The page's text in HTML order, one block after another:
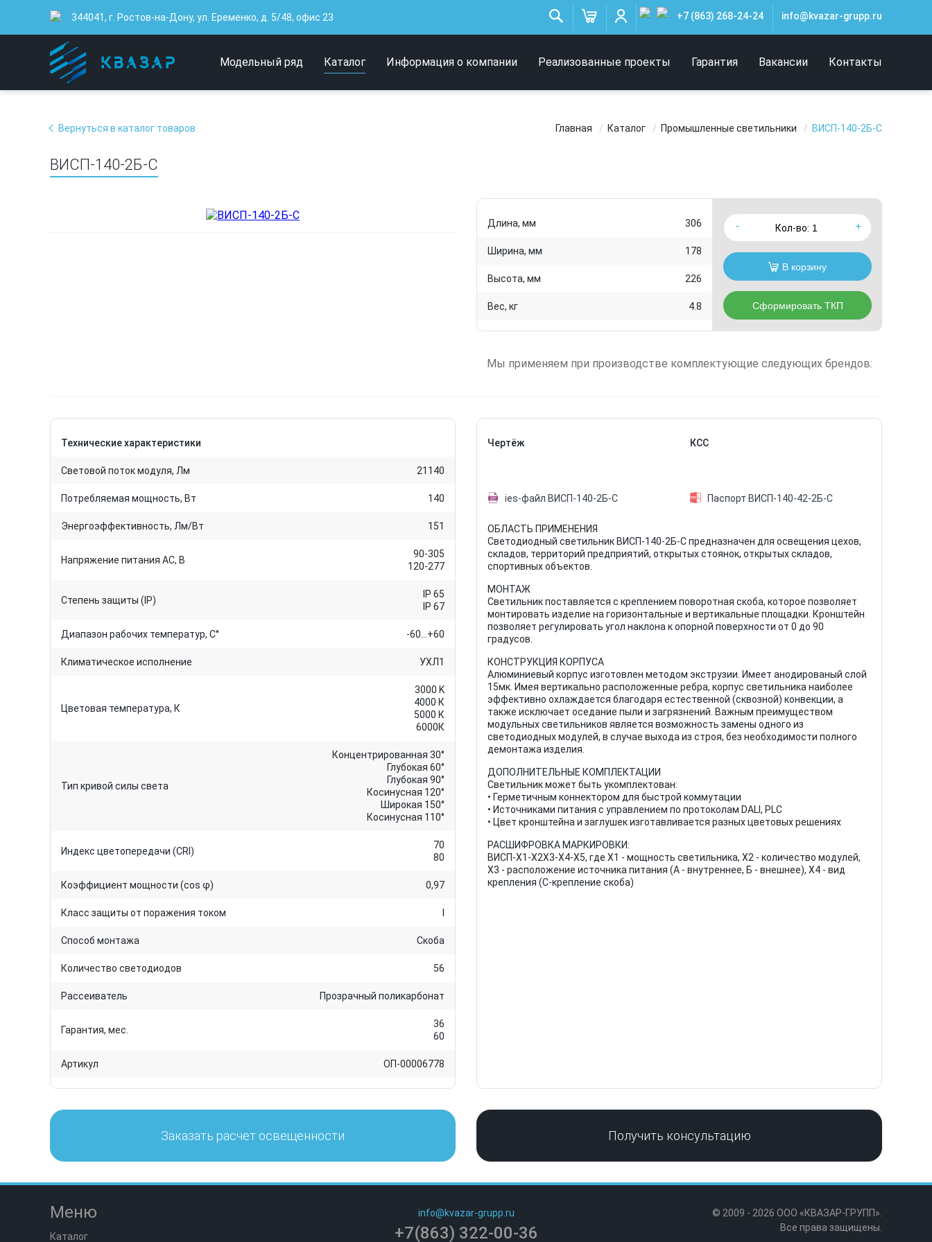
344041, г. Ростов-на-Дону, ул. Еременко, д. 5/48, офис 23 +7 (863) 268-24-24 info@kvazar-grupp.ru
Модельный ряд Каталог
Архитектурное освещение
Информация о компании Реализованные проекты Гарантия Вакансии Контакты
Вернуться в каталог товаров Главная Каталог Промышленные светильники ВИСП-140-2Б-С
ВИСП-140-2Б-С
Длина, мм 306
Ширина, мм 178
Высота, мм 226
Вес, кг 4.8
Кол-во:
В корзину
Сформировать ТКП
Мы применяем при производстве комплектующие следующих брендов:
Технические характеристики
Световой поток модуля, Лм 21140
Потребляемая мощность, Вт 140
Энергоэффективность, Лм/Вт 151
Напряжение питания AC, В
90-305
120-277
Степень защиты (IP)
IP 65
IP 67
Диапазон рабочих температур, C° -60...+60
Климатическое исполнение УХЛ1
Цветовая температура, К
3000 K
4000 К
5000 К
6000К
Тип кривой силы света
Концентрированная 30°
Глубокая 60°
Глубокая 90°
Косинусная 120°
Широкая 150°
Косинусная 110°
Индекс цветопередачи (CRI)
70
80
Коэффициент мощности (cos φ) 0,97
Класс защиты от поражения током
Способ монтажа Скоба
Количество светодиодов 56
Рассеиватель Прозрачный поликарбонат
Гарантия, мес.
36
60
Артикул ОП-00006778
Чертёж КСС
ies-файл ВИСП-140-2Б-С Паспорт ВИСП-140-42-2Б-С
ОБЛАСТЬ ПРИМЕНЕНИЯ
Светодиодный светильник ВИСП-140-2Б-С предназначен для освещения цехов,
складов, территорий предприятий, открытых стоянок, открытых складов,
спортивных объектов.
МОНТАЖ
Светильник поставляется с креплением поворотная скоба, которое позволяет
монтировать изделие на горизонтальные и вертикальные площадки. Кронштейн
позволяет регулировать угол наклона к опорной поверхности от 0 до 90
градусов.
КОНСТРУКЦИЯ КОРПУСА
Алюминиевый корпус изготовлен методом экструзии. Имеет анодированый слой
15мк. Имея вертикально расположенные ребра, корпус светильника наиболее
эффективно охлаждается благодаря естественной (сквозной) конвекции, а
также исключает оседание пыли и загрязнений. Важным преимуществом
модульных светильников является возможность замены одного из
светодиодных модулей, в случае выхода из строя, без необходимости полного
демонтажа изделия.
ДОПОЛНИТЕЛЬНЫЕ КОМПЛЕКТАЦИИ
Светильник может быть укомплектован:
• Герметичным коннектором для быстрой коммутации
• Источниками питания с управлением по протоколам DALI, PLC
• Цвет кронштейна и заглушек изготавливается разных цветовых решениях
РАСШИФРОВКА МАРКИРОВКИ:
ВИСП-X1-X2X3-X4-X5, где X1 - мощность светильника, X2 - количество модулей,
X3 - расположение источника питания (А - внутреннее, Б - внешнее), X4 - вид
крепления (C-крепление скоба)
Заказать расчет освещенности Получить консультацию
Меню
Каталог
info@kvazar-grupp.ru
+7(863) 322-00-36
© 2009 - 2026 ООО «КВАЗАР-ГРУПП».
Все права защищены.